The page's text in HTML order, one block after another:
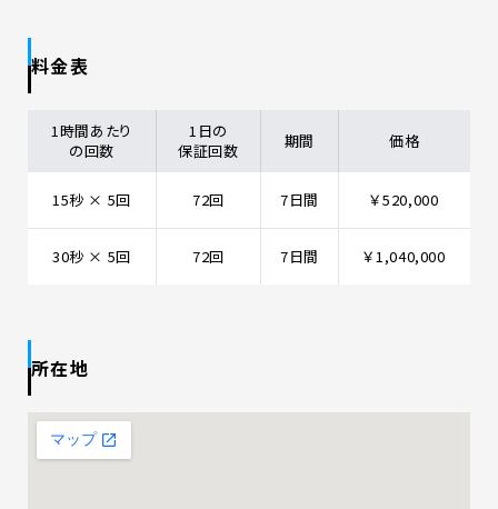
料金表
1時間あたり
の回数
1日の
保証回数
期間 価格
15秒 × 5回 72回 7日間 ￥520,000
30秒 × 5回 72回 7日間 ￥1,040,000
所在地